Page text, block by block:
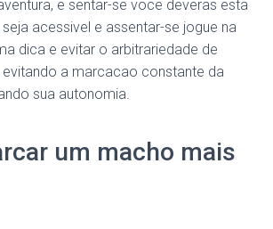
e sentar-se voce deveras esta
acessivel e assentar-se jogue na
dica e evitar o arbitrariedade de
evitando a marcacao constante da
sua autonomia.
um macho mais